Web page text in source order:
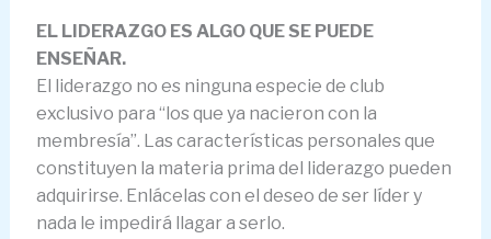
EL LIDERAZGO ES ALGO QUE SE PUEDE
ENSEÑAR.
El liderazgo no es ninguna especie de club
exclusivo para “los que ya nacieron con la
membresía”. Las características personales que
constituyen la materia prima del liderazgo pueden
adquirirse. Enlácelas con el deseo de ser líder y
nada le impedirá llagar a serlo.